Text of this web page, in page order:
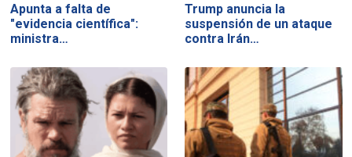
Apunta a falta de
"evidencia científica":
ministra…
Trump anuncia la
suspensión de un ataque
contra Irán…